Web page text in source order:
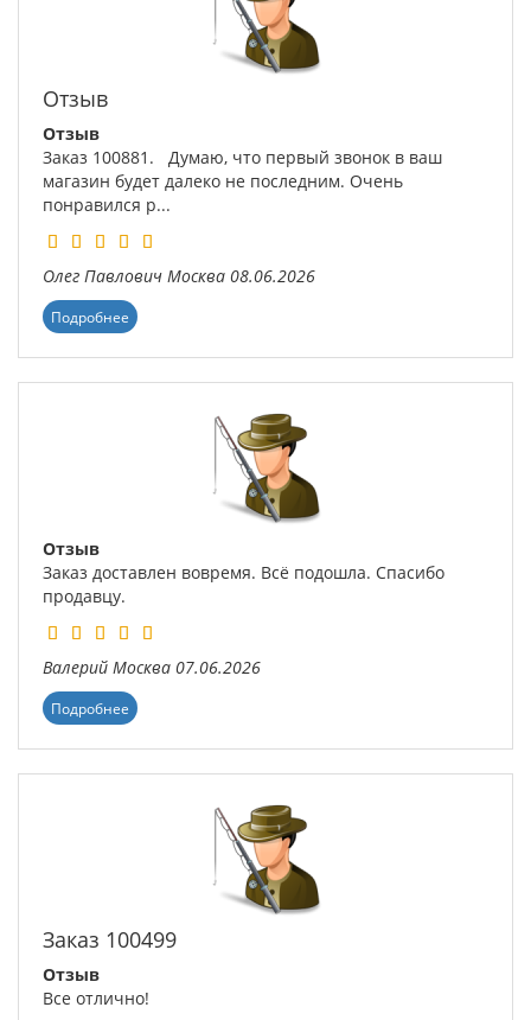
Отзыв
Отзыв
Заказ 100881. Думаю, что первый звонок в ваш
магазин будет далеко не последним. Очень
понравился р...
Олег Павлович Москва 08.06.2026
Подробнее
Отзыв
Заказ доставлен вовремя. Всё подошла. Спасибо
продавцу.
Валерий Москва 07.06.2026
Подробнее
Заказ 100499
Отзыв
Все отлично!